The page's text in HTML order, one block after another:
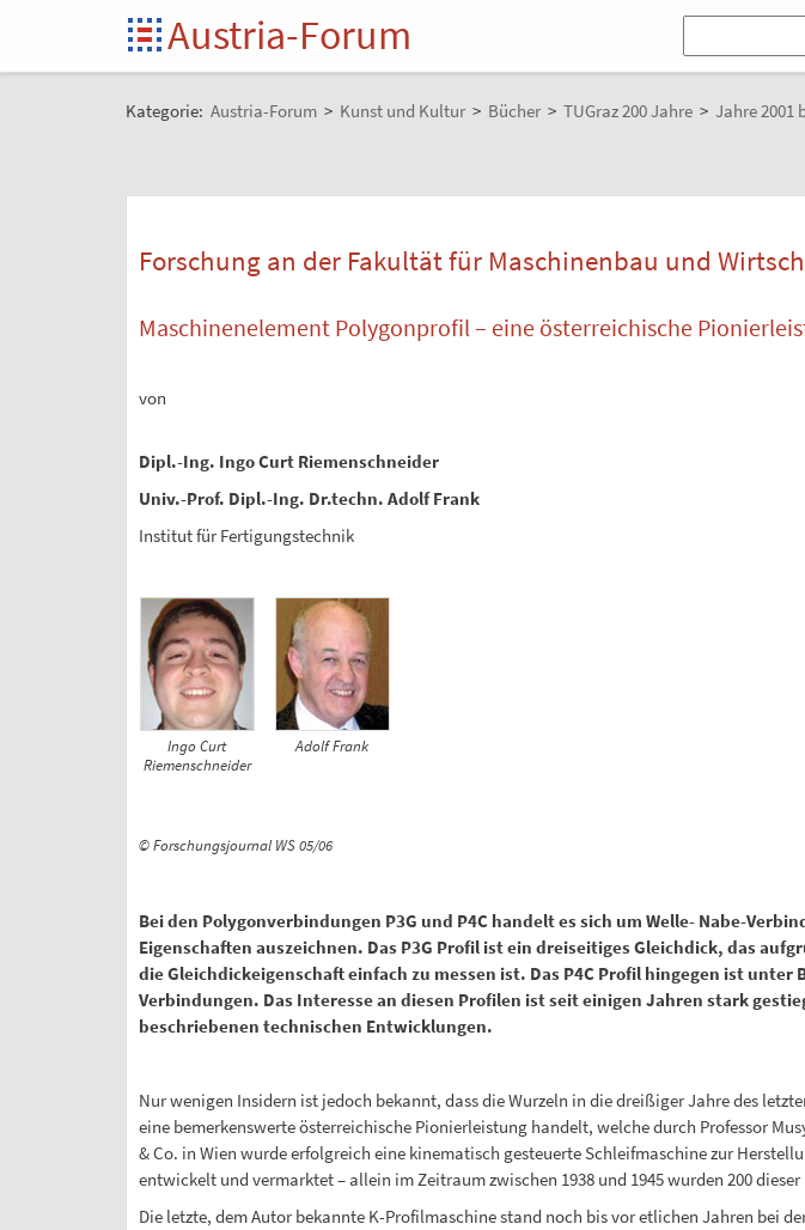
Austria-Forum
Kategorie: Austria-Forum > Kunst und Kultur > Bücher > TUGraz 200 Jahre > Jahre 2001
Forschung an der Fakultät für Maschinenbau und
Maschinenelement Polygonprofil – eine österreichische
von
Dipl.-Ing. Ingo Curt Riemenschneider
Univ.-Prof. Dipl.-Ing. Dr.techn. Adolf Frank
Institut für Fertigungstechnik
Ingo Curt
Riemenschneider
Adolf Frank
© Forschungsjournal WS 05/06
Bei den Polygonverbindungen P3G und P4C handelt es sich um Welle- Nabe-
Eigenschaften auszeichnen. Das P3G Profil ist ein dreiseitiges Gleichdick, das
die Gleichdickeigenschaft einfach zu messen ist. Das P4C Profil hingegen ist
Verbindungen. Das Interesse an diesen Profilen ist seit einigen Jahren stark
beschriebenen technischen Entwicklungen.
Nur wenigen Insidern ist jedoch bekannt, dass die Wurzeln in die dreißiger Jahre des
eine bemerkenswerte österreichische Pionierleistung handelt, welche durch Professor
& Co. in Wien wurde erfolgreich eine kinematisch gesteuerte Schleifmaschine zur
entwickelt und vermarktet – allein im Zeitraum zwischen 1938 und 1945 wurden 200
Die letzte, dem Autor bekannte K-Profilmaschine stand noch bis vor etlichen Jahren bei